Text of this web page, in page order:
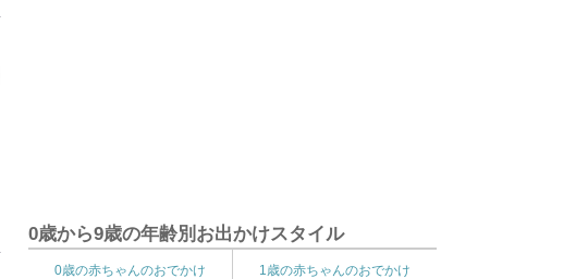
0歳から9歳の年齢別お出かけスタイル
0歳の赤ちゃんのおでかけ 1歳の赤ちゃんのおでかけ